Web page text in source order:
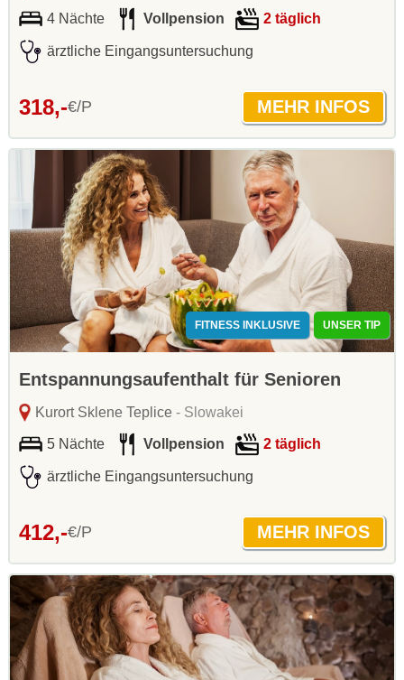
4 Nächte Vollpension 2 täglich
ärztliche Eingangsuntersuchung
318,-€/P
FITNESS INKLUSIVE UNSER TIP
Entspannungsaufenthalt für Senioren
Kurort Sklene Teplice- Slowakei
5 Nächte Vollpension 2 täglich
ärztliche Eingangsuntersuchung
412,-€/P